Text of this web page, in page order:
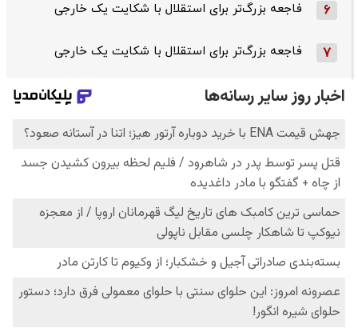
6 فاجعه بزرگ‌تر برای استقلال با شکایت یک خارجی
7 فاجعه بزرگ‌تر برای استقلال با شکایت یک خارجی